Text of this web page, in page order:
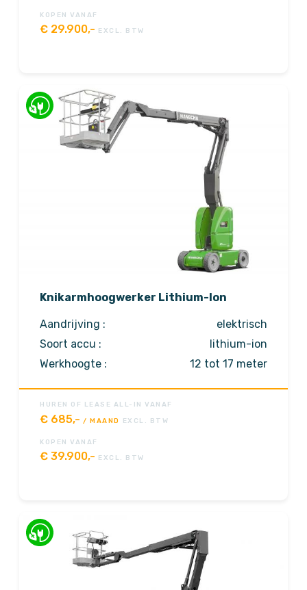
KOPEN VANAF
€ 29.900,- EXCL. BTW
Knikarmhoogwerker Lithium-Ion
Aandrijving :
elektrisch
Soort accu :
lithium-ion
Werkhoogte :
12 tot 17 meter
HUREN OF LEASE ALL-IN VANAF
€ 685,- / MAAND EXCL. BTW
KOPEN VANAF
€ 39.900,- EXCL. BTW